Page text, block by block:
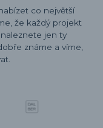
co největší
že každý projekt
jen ty
známe a víme,